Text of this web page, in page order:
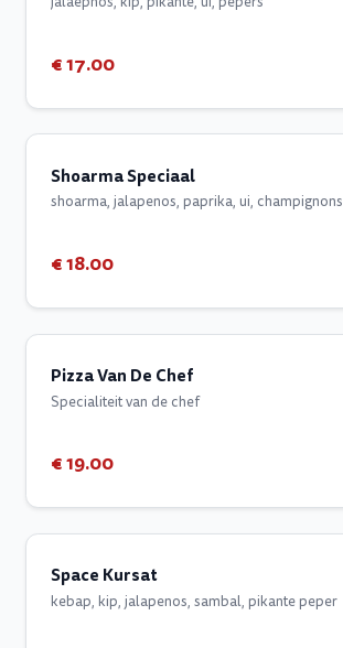
€ 17.00
Shoarma Speciaal
shoarma, jalapenos, paprika, ui, champignons
€ 18.00
Pizza Van De Chef
Specialiteit van de chef
€ 19.00
Space Kursat
kebap, kip, jalapenos, sambal, pikante peper